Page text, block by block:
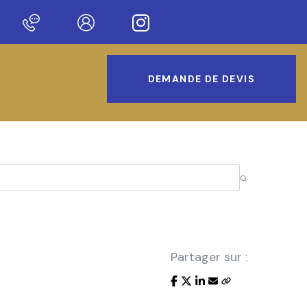
notre nouveau site !
DEMANDE DE DEVIS
Partager sur :